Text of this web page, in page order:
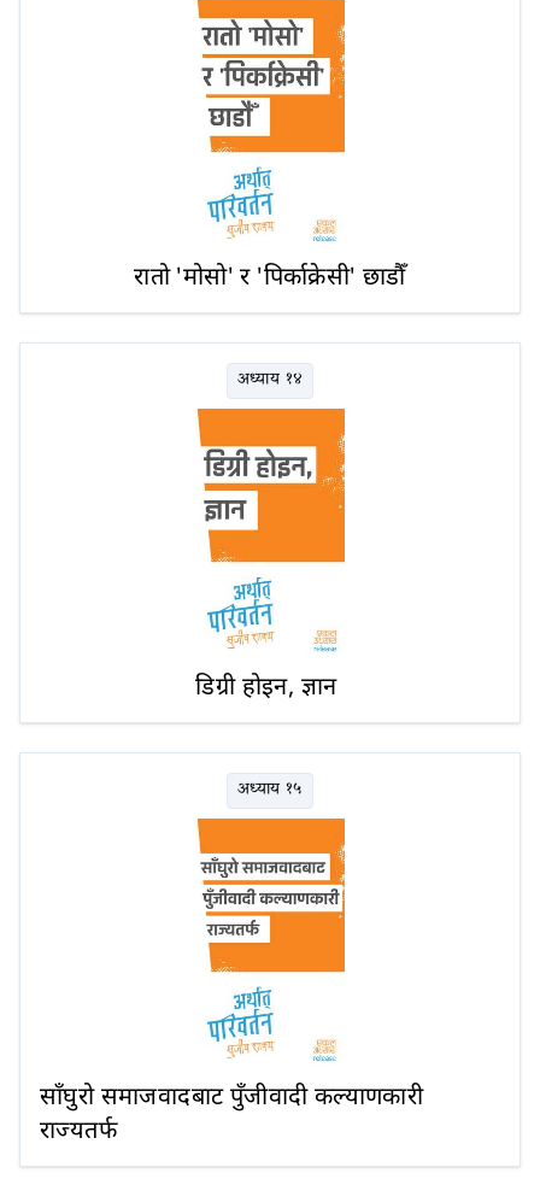
रातो 'मोसो' र 'पिर्काक्रेसी' छाडौँ
अध्याय १४
डिग्री होइन, ज्ञान
अध्याय १५
साँघुरो समाजवादबाट पुँजीवादी कल्याणकारी
राज्यतर्फ